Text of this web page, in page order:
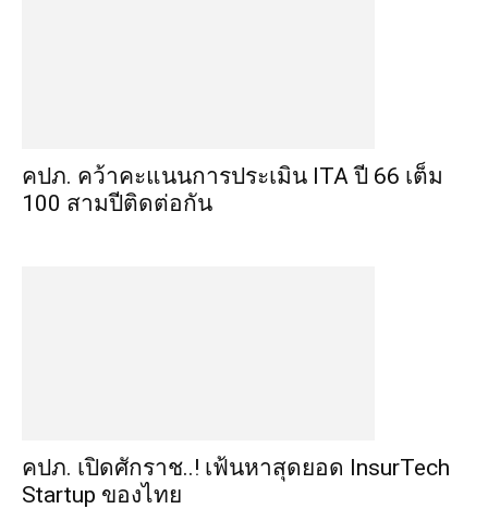
คปภ. คว้าคะแนนการประเมิน ITA ปี 66 เต็ม
100 สามปีติดต่อกัน
คปภ. เปิดศักราช..! เฟ้นหาสุดยอด InsurTech
Startup ของไทย